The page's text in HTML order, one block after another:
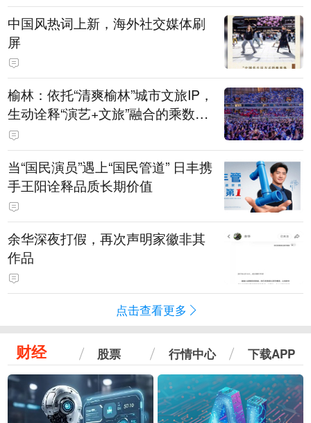
中国风热词上新，海外社交媒体刷
屏
榆林：依托“清爽榆林”城市文旅IP，
生动诠释“演艺+文旅”融合的乘数效
应
当“国民演员”遇上“国民管道” 日丰携
手王阳诠释品质长期价值
余华深夜打假，再次声明家徽非其
作品
点击查看更多
财经 股票 行情中心 下载APP